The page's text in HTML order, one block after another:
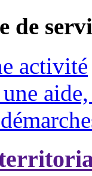
de
activité